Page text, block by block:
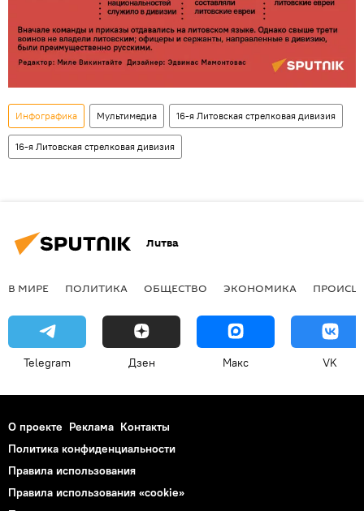
Инфографика Мультимедиа 16-я Литовская стрелковая дивизия
16-я Литовская стрелковая дивизия
Литва
В МИРЕ ПОЛИТИКА ОБЩЕСТВО ЭКОНОМИКА
Telegram Дзен Макс VK
О проекте Реклама Контакты
Политика конфиденциальности
Правила использования
Правила использования «cookie»